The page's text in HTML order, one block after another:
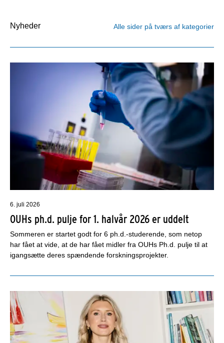
Nyheder Alle sider på tværs af kategorier
6. juli 2026
OUHs ph.d. pulje for 1. halvår 2026 er uddelt
Sommeren er startet godt for 6 ph.d.-studerende, som netop
har fået at vide, at de har fået midler fra OUHs Ph.d. pulje til at
igangsætte deres spændende forskningsprojekter.